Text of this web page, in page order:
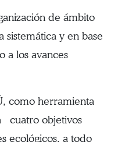
de ámbito
sistemática y en base
a los avances
como herramienta
cuatro objetivos
ecológicos, a todo